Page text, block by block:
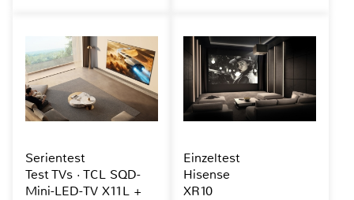
Serientest
Test TVs · TCL SQD-
Mini-LED-TV X11L +
Einzeltest
Hisense
XR10